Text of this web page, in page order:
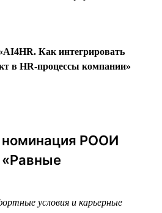
Как интегрировать
в HR-процессы компании»
РООИ
условия и карьерные